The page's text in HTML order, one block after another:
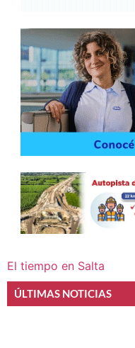
El tiempo en Salta
ÚLTIMAS NOTICIAS